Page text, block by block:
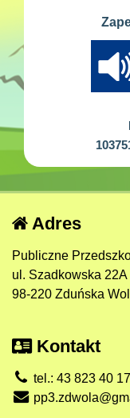
Adres
Publiczne
ul. Szadkowska 22A
98-220 Zduńska
Kontakt
tel.: 43 823 40 17